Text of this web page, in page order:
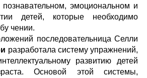
эмоциональном и
детей, которые необходимо
чении.
последовательница Селли
разработала систему упражнений,
развитию детей
Основой этой системы,